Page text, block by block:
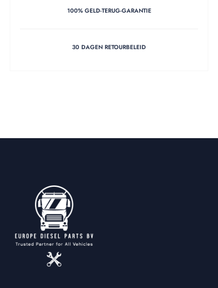
100% GELD-TERUG-GARANTIE
30 DAGEN RETOURBELEID